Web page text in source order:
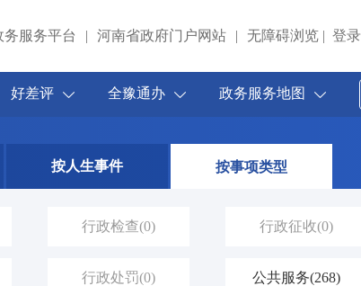
务服务平台 | 河南省政府门户网站 | 无障碍浏览 | 登录
好差评 全豫通办 政务服务地图
按人生事件 按事项类型
行政检查(0) 行政征收(0)
行政处罚(0) 公共服务(268)